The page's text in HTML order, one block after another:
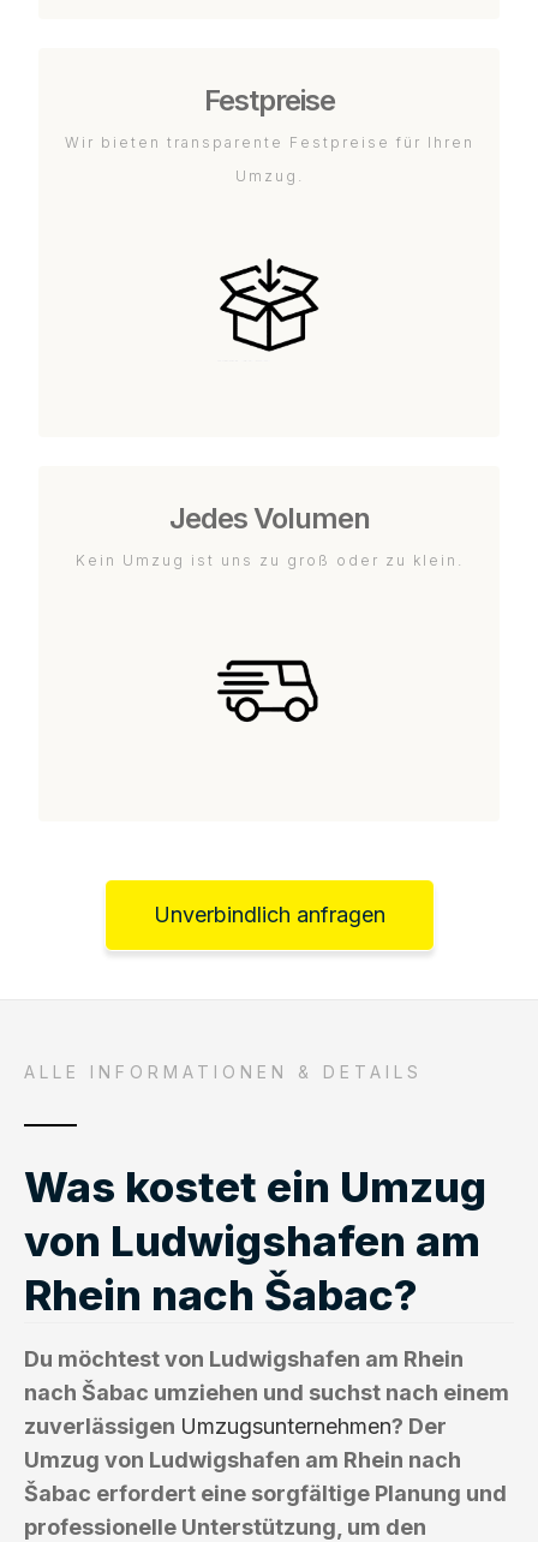
Festpreise
Wir bieten transparente Festpreise für Ihren
Umzug.
Jedes Volumen
Kein Umzug ist uns zu groß oder zu klein.
Unverbindlich anfragen
ALLE INFORMATIONEN & DETAILS
Was kostet ein Umzug
von Ludwigshafen am
Rhein nach Šabac?
Du möchtest von Ludwigshafen am Rhein
nach Šabac umziehen und suchst nach einem
zuverlässigen Umzugsunternehmen? Der
Umzug von Ludwigshafen am Rhein nach
Šabac erfordert eine sorgfältige Planung und
professionelle Unterstützung, um den